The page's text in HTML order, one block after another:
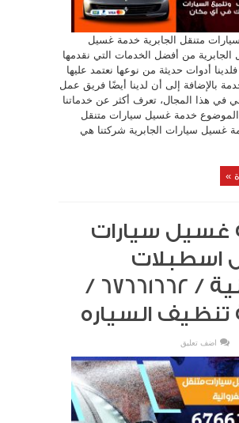
متنقل الجابرية خدمة غسيل
الجابرية من أفضل الخدمات التي نقدمها
أدوات حديثة من نوعها نعتمد عليها
بالإضافة إلى أن لدينا أيضًا فريق عمل
في هذا المجال، تعرف أكثر عن خدماتنا
خدمة غسيل سيارات متنقل
غسيل سيارات الجابرية شركتنا هي
»
سيارات
اسطبلات
الفروانية / 67661662 /
السياره
اضف تعليق